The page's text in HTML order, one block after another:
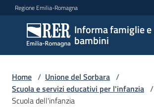
Vai al contenuto
Vai alla navigazione
Vai al footer
Regione Emilia-Romagna
Informa famiglie e
bambini
Informa
famiglie
e
bambini
Home / Unione del Sorbara /
Scuola e servizi educativi per l'infanzia /
Scuola dell'infanzia